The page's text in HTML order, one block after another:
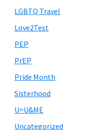
LGBTQ Travel
Love2Test
PEP
PrEP
Pride Month
Sisterhood
U=U&ME
Uncategorized